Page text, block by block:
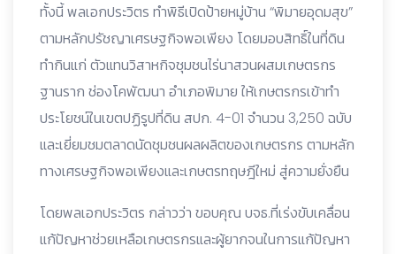
ทั้งนี้ พลเอกประวิตร ทำพิธีเปิดป้ายหมู่บ้าน “พิมายอุดมสุข”
ตามหลักปรัชญาเศรษฐกิจพอเพียง โดยมอบสิทธิ์ในที่ดิน
ทำกินแก่ ตัวแทนวิสาหกิจชุมชนไร่นาสวนผสมเกษตรกร
ฐานราก ช่องโคพัฒนา อำเภอพิมาย ให้เกษตรกรเข้าทำ
ประโยชน์ในเขตปฏิรูปที่ดิน สปก. 4-01 จำนวน 3,250 ฉบับ
และเยี่ยมชมตลาดนัดชุมชนผลผลิตของเกษตรกร ตามหลัก
ทางเศรษฐกิจพอเพียงและเกษตรทฤษฎีใหม่ สู่ความยั่งยืน
โดยพลเอกประวิตร กล่าวว่า ขอบคุณ บจธ.ที่เร่งขับเคลื่อน
แก้ปัญหาช่วยเหลือเกษตรกรและผู้ยากจนในการแก้ปัญหา